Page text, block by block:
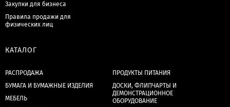
Закупки для бизнеса
Правила продажи для
физических лиц
КАТАЛОГ
РАСПРОДАЖА
БУМАГА И БУМАЖНЫЕ ИЗДЕЛИЯ
МЕБЕЛЬ
ПРОДУКТЫ ПИТАНИЯ
ДОСКИ, ФЛИПЧАРТЫ И
ДЕМОНСТРАЦИОННОЕ
ОБОРУДОВАНИЕ